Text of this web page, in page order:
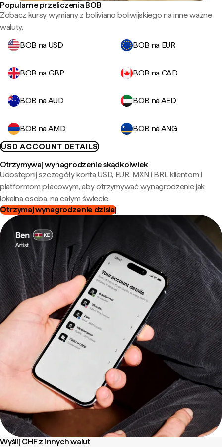
Popularne przeliczenia BOB
Zobacz kursy wymiany z boliviano boliwijskiego na inne ważne
waluty.
BOB na USD
BOB na EUR
BOB na GBP BOB na CAD
BOB na AUD BOB na AED
BOB na AMD
BOB na ANG
USD ACCOUNT DETAILS
Otrzymywaj wynagrodzenie skądkolwiek
Udostępnij szczegóły konta USD, EUR, MXN i BRL klientom i
platformom płacowym, aby otrzymywać wynagrodzenie jak
lokalna osoba, na całym świecie.
Otrzymaj wynagrodzenie dzisiaj
Wyślij CHF z innych walut